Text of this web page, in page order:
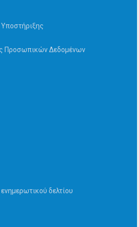
Προσωπικών Δεδομένων
δελτίου